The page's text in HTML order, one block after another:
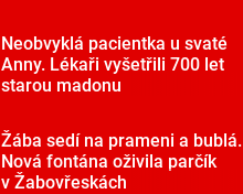
Neobvyklá pacientka u svaté
Anny. Lékaři vyšetřili 700 let
starou madonu
Žába sedí na prameni a bublá.
Nová fontána oživila parčík
v Žabovřeskách